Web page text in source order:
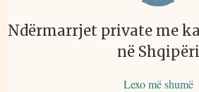
Ndërmarrjet private me
në Shqipëri
Lexo më shumë